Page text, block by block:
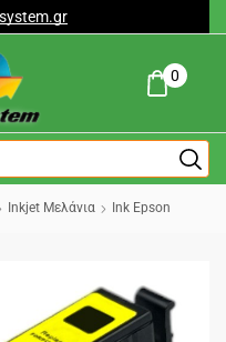
0
Inkjet Μελάνια Ink Epson